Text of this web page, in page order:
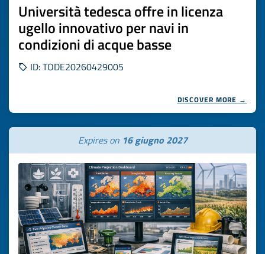
Università tedesca offre in licenza
ugello innovativo per navi in
condizioni di acque basse
ID: TODE20260429005
DISCOVER MORE →
Expires on 16 giugno 2027